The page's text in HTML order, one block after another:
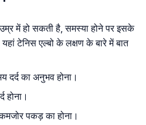
में हो सकती है, समस्या होने पर इसके
टेनिस एल्बो के लक्षण के बारे में बात
का अनुभव होना।
होना।
पकड़ का होना।